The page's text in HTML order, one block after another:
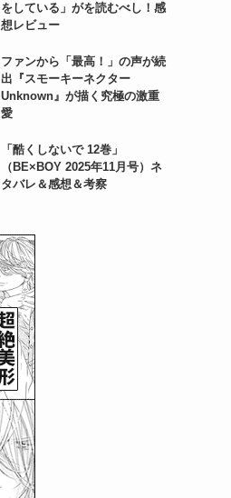
をしている」がを読むべし！感
想レビュー
ファンから「最高！」の声が続
出『スモーキーネクター
Unknown』が描く究極の激重
愛
「酷くしないで 12巻」
（BE×BOY 2025年11月号）ネ
タバレ＆感想＆考察